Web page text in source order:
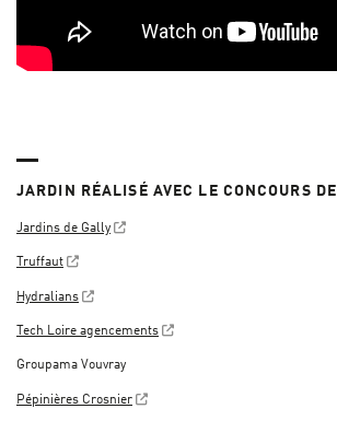
JARDIN RÉALISÉ AVEC LE CONCOURS DE
Jardins de Gally
Truffaut
Hydralians
Tech Loire agencements
Groupama Vouvray
Pépinières Crosnier